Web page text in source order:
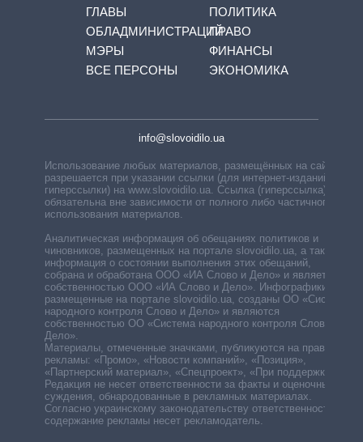
ГЛАВЫ
ОБЛАДМИНИСТРАЦИЙ
МЭРЫ
ВСЕ ПЕРСОНЫ
ПОЛИТИКА
ПРАВО
ФИНАНСЫ
ЭКОНОМИКА
info@slovoidilo.ua
Использование любых материалов, размещённых на сайте,
разрешается при указании ссылки (для интернет-изданий —
гиперссылки) на www.slovoidilo.ua. Ссылка (гиперссылка)
обязательна вне зависимости от полного либо частичного
использования материалов.
Аналитическая информация об обещаниях политиков и
чиновников, размещенных на портале slovoidilo.ua, а также
информация о состоянии выполнения этих обещаний,
собрана и обработана ООО «ИА Слово и Дело» и является
собственностью ООО «ИА Слово и Дело». Инфографики,
размещенные на портале slovoidilo.ua, созданы ОО «Система
народного контроля Слово и Дело» и являются
собственностью ОО «Система народного контроля Слово и
Дело».
Материалы, отмеченные значками, публикуются на правах
рекламы: «Промо», «Новости компаний», «Позиция»,
«Партнерский материал», «Спецпроект», «При поддержке».
Редакция не несет ответственности за факты и оценочные
суждения, обнародованные в рекламных материалах.
Согласно украинскому законодательству ответственность за
содержание рекламы несет рекламодатель.